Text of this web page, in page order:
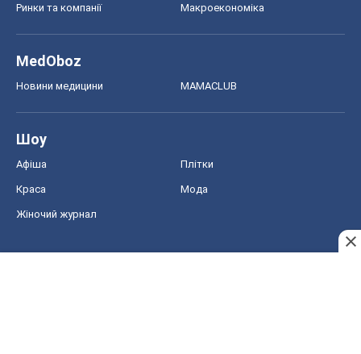
Ринки та компанії Макроекономіка
MedOboz
Новини медицини MAMACLUB
Шоу
Афіша Плітки
Краса Мода
Жіночий журнал